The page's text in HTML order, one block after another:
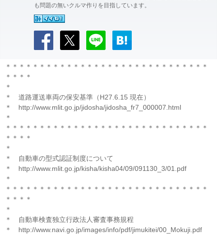
も問題の無いクルマ作りを目指しています。
＊＊＊＊＊＊＊＊＊＊＊＊＊＊＊＊＊＊＊＊＊＊＊＊＊＊＊＊＊＊
＊＊＊＊
＊
＊ 道路運送車両の保安基準（H27.6.15 現在）
＊ http://www.mlit.go.jp/jidosha/jidosha_fr7_000007.html
＊
＊＊＊＊＊＊＊＊＊＊＊＊＊＊＊＊＊＊＊＊＊＊＊＊＊＊＊＊＊＊
＊＊＊＊
＊
＊ 自動車の型式認証制度について
＊ http://www.mlit.go.jp/kisha/kisha04/09/091130_3/01.pdf
＊
＊＊＊＊＊＊＊＊＊＊＊＊＊＊＊＊＊＊＊＊＊＊＊＊＊＊＊＊＊＊
＊＊＊＊
＊
＊ 自動車検査独立行政法人審査事務規程
＊ http://www.navi.go.jp/images/info/pdf/jimukitei/00_Mokuji.pdf